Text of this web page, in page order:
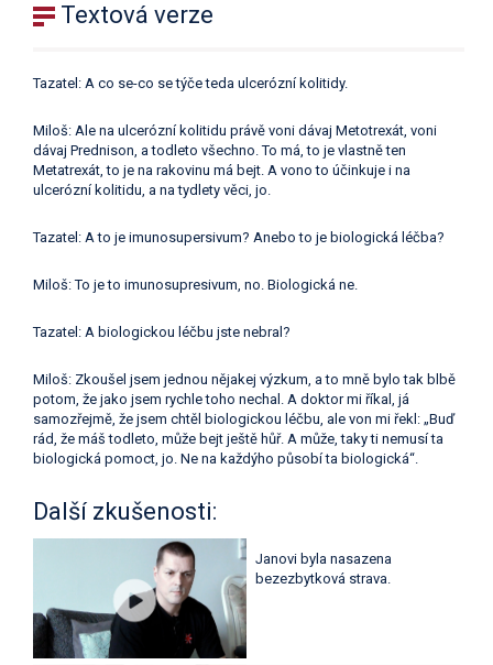
Textová verze
Tazatel: A co se-co se týče teda ulcerózní kolitidy.
Miloš: Ale na ulcerózní kolitidu právě voni dávaj Metotrexát, voni
dávaj Prednison, a todleto všechno. To má, to je vlastně ten
Metatrexát, to je na rakovinu má bejt. A vono to účinkuje i na
ulcerózní kolitidu, a na tydlety věci, jo.
Tazatel: A to je imunosupersivum? Anebo to je biologická léčba?
Miloš: To je to imunosupresivum, no. Biologická ne.
Tazatel: A biologickou léčbu jste nebral?
Miloš: Zkoušel jsem jednou nějakej výzkum, a to mně bylo tak blbě
potom, že jako jsem rychle toho nechal. A doktor mi říkal, já
samozřejmě, že jsem chtěl biologickou léčbu, ale von mi řekl: „Buď
rád, že máš todleto, může bejt ještě hůř. A může, taky ti nemusí ta
biologická pomoct, jo. Ne na každýho působí ta biologická“.
Další zkušenosti:
Janovi byla nasazena
bezezbytková strava.